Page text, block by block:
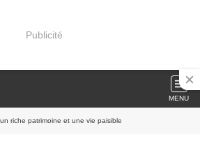
Publicité
MENU
riche patrimoine et une vie paisible